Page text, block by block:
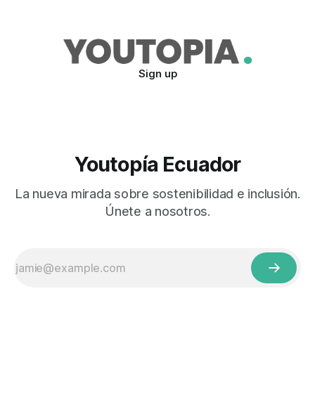
Sign up
Youtopía Ecuador
La nueva mirada sobre sostenibilidad e inclusión.
Únete a nosotros.